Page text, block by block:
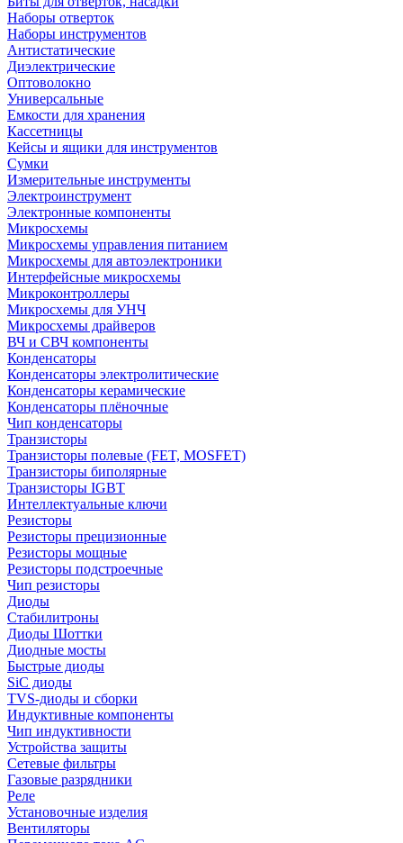
Наборы отверток
Наборы инструментов
Антистатические
Диэлектрические
Оптоволокно
Универсальные
Емкости для хранения
Кассетницы
Кейсы и ящики для инструментов
Сумки
Измерительные инструменты
Электроинструмент
Электронные компоненты
Микросхемы
Микросхемы управления питанием
Микросхемы для автоэлектроники
Интерфейсные микросхемы
Микроконтроллеры
Микросхемы для УНЧ
Микросхемы драйверов
ВЧ и СВЧ компоненты
Конденсаторы
Конденсаторы электролитические
Конденсаторы керамические
Конденсаторы плёночные
Чип конденсаторы
Транзисторы
Транзисторы полевые (FET, MOSFET)
Транзисторы биполярные
Транзисторы IGBT
Интеллектуальные ключи
Резисторы
Резисторы прецизионные
Резисторы мощные
Резисторы подстроечные
Чип резисторы
Диоды
Стабилитроны
Диоды Шоттки
Диодные мосты
Быстрые диоды
SiC диоды
TVS-диоды и сборки
Индуктивные компоненты
Чип индуктивности
Устройства защиты
Сетевые фильтры
Газовые разрядники
Реле
Установочные изделия
Вентиляторы